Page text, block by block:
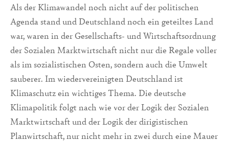
Als der Klimawandel noch nicht auf der politischen
Agenda stand und Deutschland noch ein geteiltes Land
war, waren in der Gesellschafts- und Wirtschaftsordnung
der Sozialen Marktwirtschaft nicht nur die Regale voller
als im sozialistischen Osten, sondern auch die Umwelt
sauberer. Im wiedervereinigten Deutschland ist
Klimaschutz ein wichtiges Thema. Die deutsche
Klimapolitik folgt nach wie vor der Logik der Sozialen
Marktwirtschaft und der Logik der dirigistischen
Planwirtschaft, nur nicht mehr in zwei durch eine Mauer